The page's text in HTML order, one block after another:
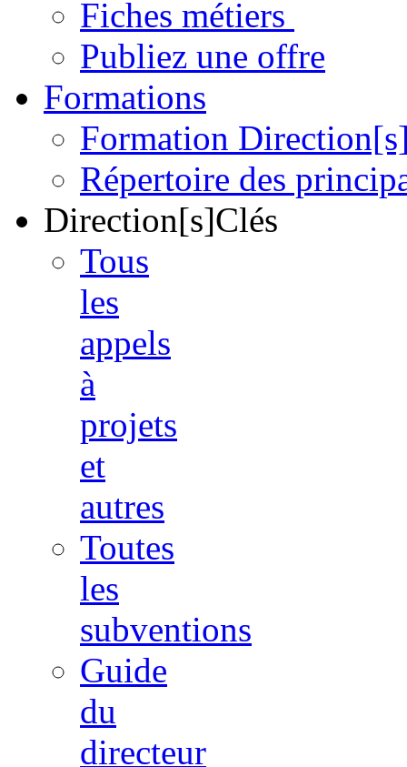
Fiches métiers
Publiez une offre
Formations
Formation
Répertoire des
Direction[s]Clés
Tous
les
appels
à
projets
et
autres
Toutes
les
subventions
Guide
du
directeur